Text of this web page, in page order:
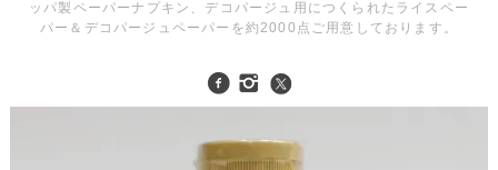
ッパ製ペーパーナプキン、デコパージュ用につくられたライスペー
パー＆デコパージュペーパーを約2000点ご用意しております。